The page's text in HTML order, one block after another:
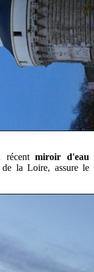
récentmiroir d'eau
la Loire, assure le